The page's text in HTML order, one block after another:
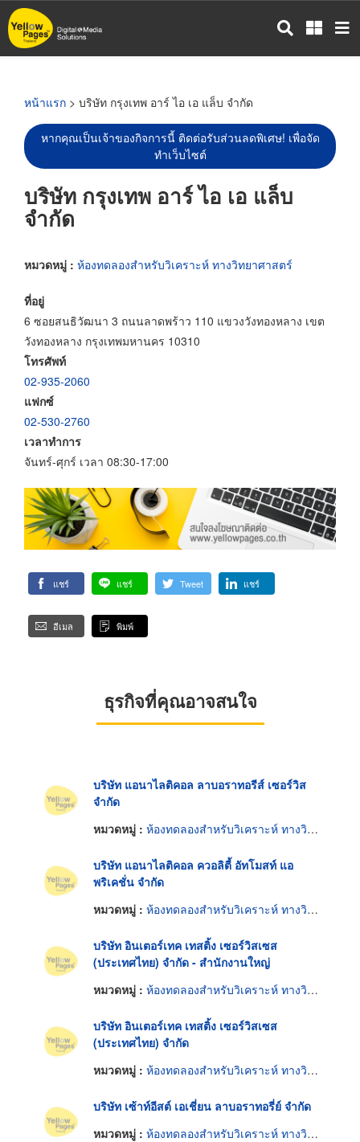
ข้าม
ไป
หน้าแรก > บริษัท กรุงเทพ อาร์ ไอ เอ แล็บ จำกัด
หากคุณเป็นเจ้าของกิจการนี้ ติดต่อรับส่วนลดพิเศษ! เพื่อจัด
ทำเว็บไซต์
บริษัท กรุงเทพ อาร์ ไอ เอ แล็บ
จำกัด
หมวดหมู่ : ห้องทดลองสำหรับวิเคราะห์ ทางวิทยาศาสตร์
ที่อยู่
6 ซอยสนธิวัฒนา 3 ถนนลาดพร้าว 110 แขวงวังทองหลาง เขต
วังทองหลาง กรุงเทพมหานคร 10310
โทรศัพท์
02-935-2060
แฟกซ์
02-530-2760
เวลาทำการ
จันทร์-ศุกร์ เวลา 08:30-17:00
แชร์ แชร์ Tweet แชร์
อีเมล พิมพ์
ธุรกิจที่คุณอาจสนใจ
บริษัท แอนาไลติคอล ลาบอราทอรีส์ เซอร์วิส
จำกัด
หมวดหมู่ : ห้องทดลองสำหรับวิเคราะห์ ทางวิทยาศาสตร์
บริษัท แอนาไลติคอล ควอลิตี้ อัทโมสท์ แอ
พริเคชั่น จำกัด
หมวดหมู่ : ห้องทดลองสำหรับวิเคราะห์ ทางวิทยาศาสตร์
บริษัท อินเตอร์เทค เทสติ้ง เซอร์วิสเซส
(ประเทศไทย) จำกัด - สำนักงานใหญ่
หมวดหมู่ : ห้องทดลองสำหรับวิเคราะห์ ทางวิทยาศาสตร์
บริษัท อินเตอร์เทค เทสติ้ง เซอร์วิสเซส
(ประเทศไทย) จำกัด
หมวดหมู่ : ห้องทดลองสำหรับวิเคราะห์ ทางวิทยาศาสตร์
บริษัท เซ้าท์อีสต์ เอเชี่ยน ลาบอราทอรี่ย์ จำกัด
หมวดหมู่ : ห้องทดลองสำหรับวิเคราะห์ ทางวิทยาศาสตร์